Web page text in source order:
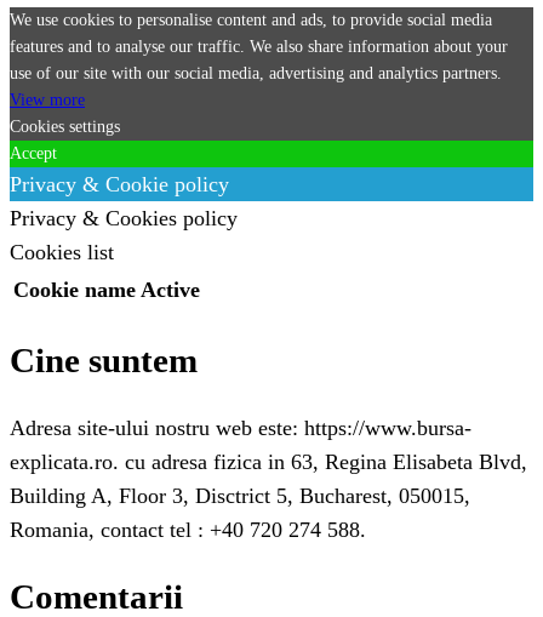
We use cookies to personalise content and ads, to provide social media
features and to analyse our traffic. We also share information about your
use of our site with our social media, advertising and analytics partners.
View more
Cookies settings
Accept
Privacy & Cookie policy
Privacy & Cookies policy
Cookies list
Cookie name Active
Cine suntem
Adresa site-ului nostru web este: https://www.bursa-
explicata.ro. cu adresa fizica in 63, Regina Elisabeta Blvd,
Building A, Floor 3, Disctrict 5, Bucharest, 050015,
Romania, contact tel : +40 720 274 588.
Comentarii